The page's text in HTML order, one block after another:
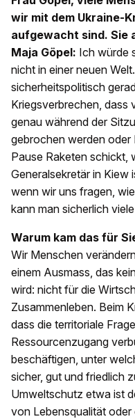
wir mit dem Ukraine-
aufgewacht sind. Sie
Maja Göpel: Ich würde
nicht in einer neuen
sicherheitspolitisch
Kriegsverbrechen, dass
genau während der
gebrochen werden
Pause Raketen schickt,
Generalsekretär in Kiew
wenn wir uns fragen,
kann man sicherlich
Warum kam das für
Wir Menschen
einem Ausmass, das
wird: nicht für die
Zusammenleben. Beim
dass die territoriale
Ressourcenzugang
beschäftigen, unter
sicher, gut und friedlich
Umweltschutz etwa ist
von Lebensqualität oder